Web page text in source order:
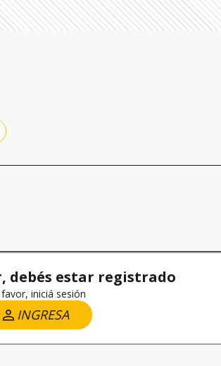
debés estar registrado
iniciá sesión
INGRESA